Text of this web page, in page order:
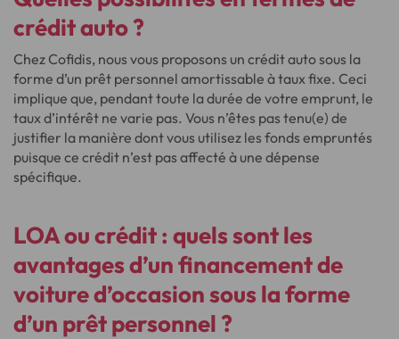
crédit auto ?
Chez Cofidis, nous vous proposons un crédit auto sous la
forme d’un prêt personnel amortissable à taux fixe. Ceci
implique que, pendant toute la durée de votre emprunt, le
taux d’intérêt ne varie pas. Vous n’êtes pas tenu(e) de
justifier la manière dont vous utilisez les fonds empruntés
puisque ce crédit n’est pas affecté à une dépense
spécifique.
LOA ou crédit : quels sont les
avantages d’un financement de
voiture d’occasionsous la forme
d’un prêt personnel ?